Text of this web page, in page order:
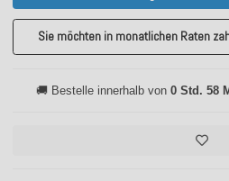
Sie möchten in monatlichen Raten
🚚 Bestelle innerhalb von 0 Std. 58